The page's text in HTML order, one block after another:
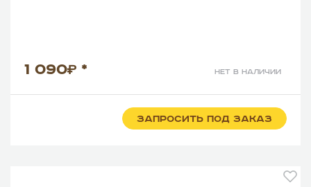
1 090 * нет в наличии
ЗАПРОСИТЬ ПОД ЗАКАЗ